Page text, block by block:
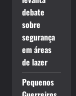
debate
sobre
segurança
em áreas
de lazer
Pequenos